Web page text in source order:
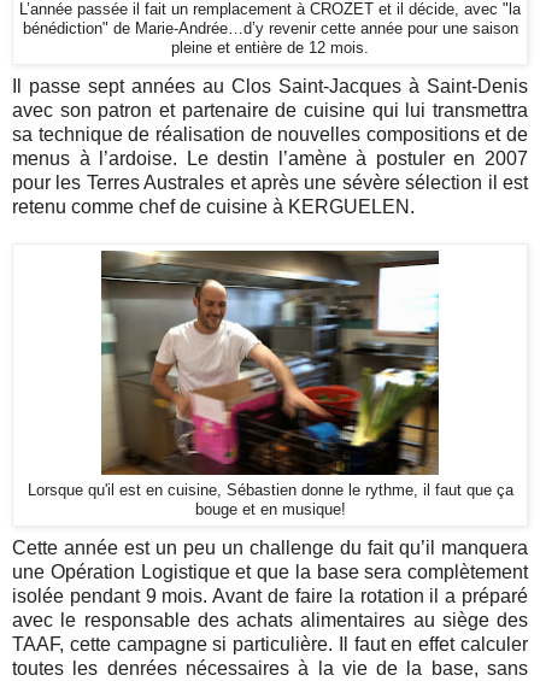
L’année passée il fait un remplacement à CROZET et il décide, avec "la
bénédiction" de Marie-Andrée…d’y revenir cette année pour une saison
pleine et entière de 12 mois.
Il passe sept années au Clos Saint-Jacques à Saint-Denis
avec son patron et partenaire de cuisine qui lui transmettra
sa technique de réalisation de nouvelles compositions et de
menus à l’ardoise. Le destin l’amène à postuler en 2007
pour les Terres Australes et après une sévère sélection il est
retenu comme chef de cuisine à KERGUELEN.
Lorsque qu'il est en cuisine, Sébastien donne le rythme, il faut que ça
bouge et en musique!
Cette année est un peu un challenge du fait qu’il manquera
une Opération Logistique et que la base sera complètement
isolée pendant 9 mois. Avant de faire la rotation il a préparé
avec le responsable des achats alimentaires au siège des
TAAF, cette campagne si particulière. Il faut en effet calculer
toutes les denrées nécessaires à la vie de la base, sans